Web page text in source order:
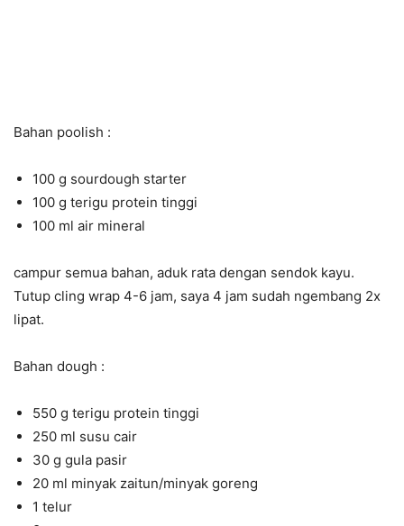
Bahan poolish :
100 g sourdough starter
100 g terigu protein tinggi
100 ml air mineral
campur semua bahan, aduk rata dengan sendok kayu.
Tutup cling wrap 4-6 jam, saya 4 jam sudah ngembang 2x
lipat.
Bahan dough :
550 g terigu protein tinggi
250 ml susu cair
30 g gula pasir
20 ml minyak zaitun/minyak goreng
1 telur